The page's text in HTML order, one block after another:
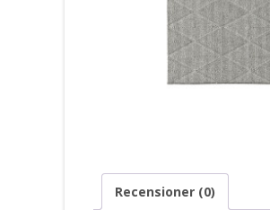
Recensioner (0)